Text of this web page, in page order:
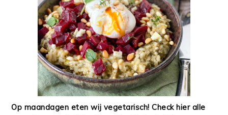
Op maandagen eten wij vegetarisch! Check hier alle